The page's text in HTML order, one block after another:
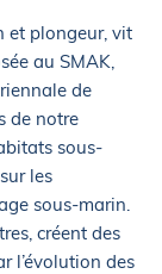
et plongeur, vit
au SMAK,
de
de notre
sous-
les
sous-marin.
créent des
l’évolution des